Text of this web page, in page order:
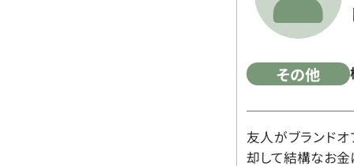
その他
友人がブランド
却して結構なお金